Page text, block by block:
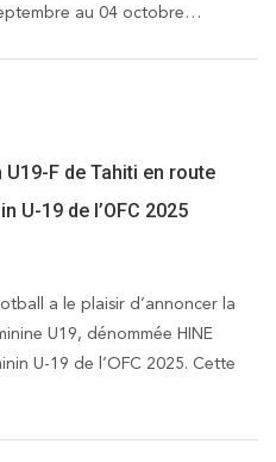
au 04 octobre…
U19-F de Tahiti en route
U-19 de l’OFC 2025
a le plaisir d’annoncer la
U19, dénommée HINE
U-19 de l’OFC 2025. Cette